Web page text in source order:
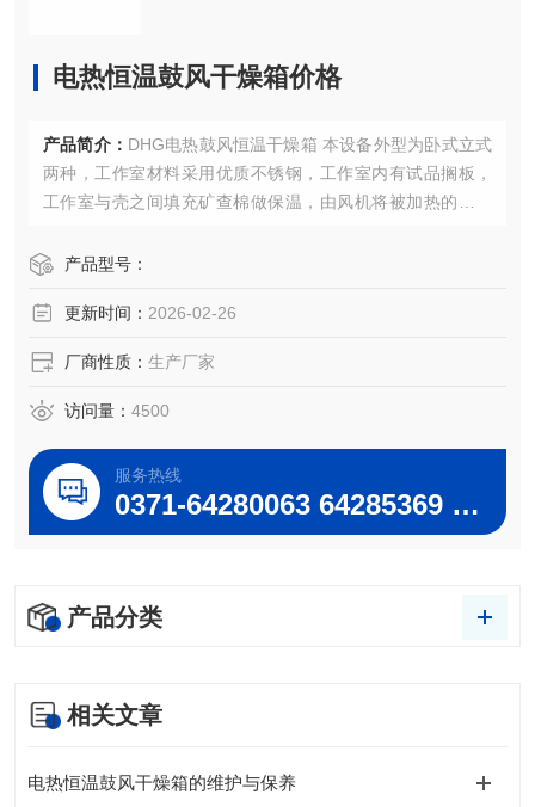
电热恒温鼓风干燥箱价格
产品简介： DHG电热鼓风恒温干燥箱 本设备外型为卧式立式
两种，工作室材料采用优质不锈钢，工作室内有试品搁板，
工作室与壳之间填充矿查棉做保温，由风机将被加热的空气
用静电喷涂和高级锤纹漆喷涂，涂模牢固美观，温控仪表为
产品型号：
更新时间： 2026-02-26
厂商性质： 生产厂家
访问量： 4500
服务热线
0371-64280063 64285369 64285222
产品分类
相关文章
电热恒温鼓风干燥箱的维护与保养